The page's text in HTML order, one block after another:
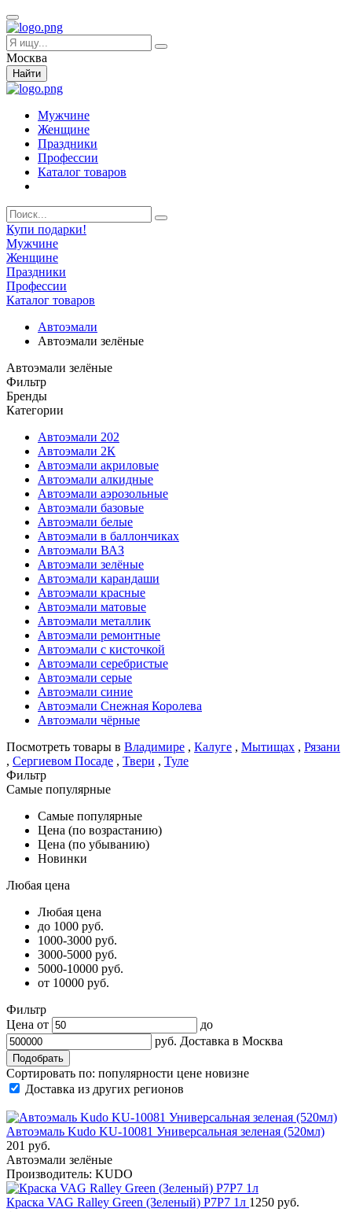
Москва
Найти
Мужчине
Женщине
Праздники
Профессии
Каталог товаров
Купи подарки!
Мужчине
Женщине
Праздники
Профессии
Каталог товаров
Автоэмали
Автоэмали зелёные
Автоэмали зелёные
Фильтр
Бренды
Категории
Автоэмали 202
Автоэмали 2К
Автоэмали акриловые
Автоэмали алкидные
Автоэмали аэрозольные
Автоэмали базовые
Автоэмали белые
Автоэмали в баллончиках
Автоэмали ВАЗ
Автоэмали зелёные
Автоэмали карандаши
Автоэмали красные
Автоэмали матовые
Автоэмали металлик
Автоэмали ремонтные
Автоэмали с кисточкой
Автоэмали серебристые
Автоэмали серые
Автоэмали синие
Автоэмали Снежная Королева
Автоэмали чёрные
Посмотреть товары в Владимире , Калуге , Мытищах , Рязани
, Сергиевом Посаде , Твери , Туле
Фильтр
Самые популярные
Самые популярные
Цена (по возрастанию)
Цена (по убыванию)
Новинки
Любая цена
Любая цена
до 1000 руб.
1000-3000 руб.
3000-5000 руб.
5000-10000 руб.
от 10000 руб.
Фильтр
Цена от
до
руб. Доставка в Москва
Сортировать по: популярности цене новизне
Доставка из других регионов
Автоэмаль Kudo KU-10081 Универсальная зеленая (520мл)
201 руб.
Автоэмали зелёные
Производитель: KUDO
Краска VAG Ralley Green (Зеленый) P7P7 1л 1250 руб.